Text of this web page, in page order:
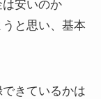
安いのか
と思い、基本
きているかは